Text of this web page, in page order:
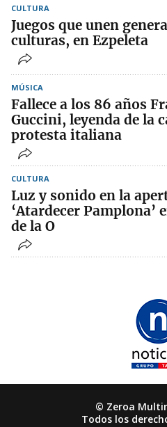
CULTURA
Juegos que unen
culturas, en Ezpeleta
MÚSICA
Fallece a los 86 años
Guccini, leyenda de la
protesta italiana
CULTURA
Luz y sonido en la
‘Atardecer Pamplona’
de la O
© Zeroa
Todos los